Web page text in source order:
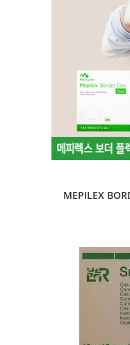
MEPILEX